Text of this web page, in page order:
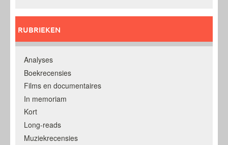
RUBRIEKEN
Analyses
Boekrecensies
Films en documentaires
In memoriam
Kort
Long-reads
Muziekrecensies